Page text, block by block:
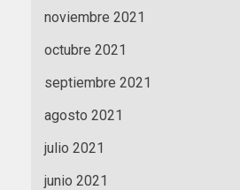
noviembre 2021
octubre 2021
septiembre 2021
agosto 2021
julio 2021
junio 2021